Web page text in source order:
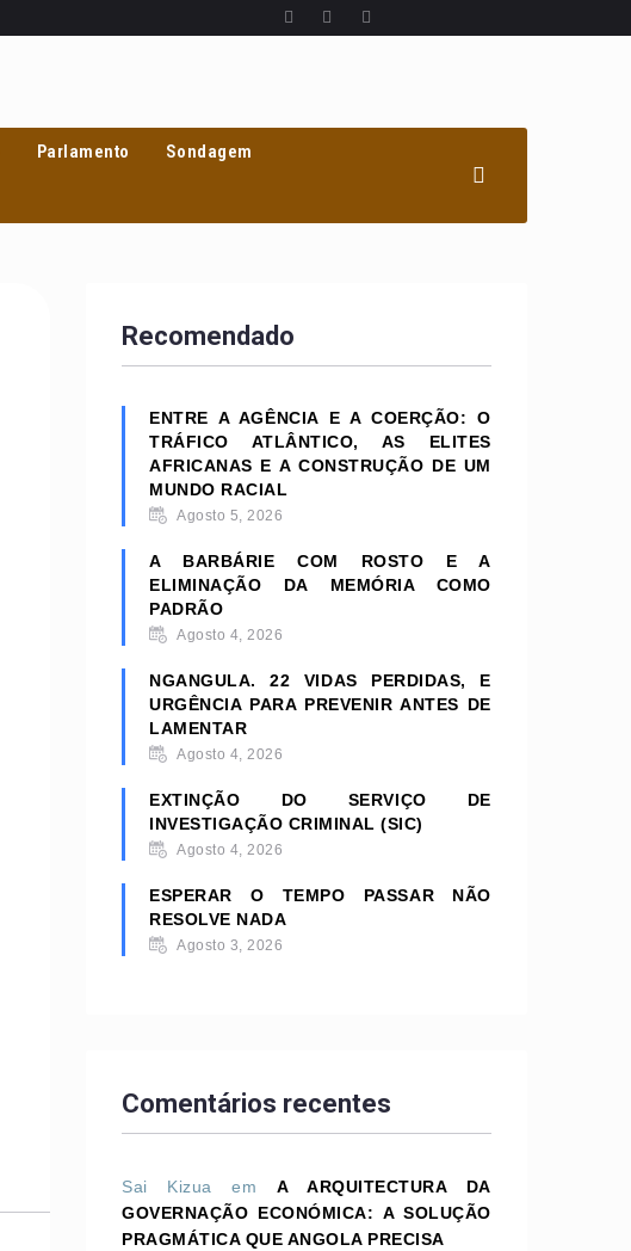
Parlamento Sondagem
Recomendado
ENTRE A AGÊNCIA E A COERÇÃO: O
TRÁFICO ATLÂNTICO, AS ELITES
AFRICANAS E A CONSTRUÇÃO DE UM
MUNDO RACIAL
Agosto 5, 2026
A BARBÁRIE COM ROSTO E A
ELIMINAÇÃO DA MEMÓRIA COMO
PADRÃO
Agosto 4, 2026
NGANGULA. 22 VIDAS PERDIDAS, E
URGÊNCIA PARA PREVENIR ANTES DE
LAMENTAR
Agosto 4, 2026
EXTINÇÃO DO SERVIÇO DE
INVESTIGAÇÃO CRIMINAL (SIC)
Agosto 4, 2026
ESPERAR O TEMPO PASSAR NÃO
RESOLVE NADA
Agosto 3, 2026
Comentários recentes
Sai Kizua emA ARQUITECTURA DA
GOVERNAÇÃO ECONÓMICA: A SOLUÇÃO
PRAGMÁTICA QUE ANGOLA PRECISA